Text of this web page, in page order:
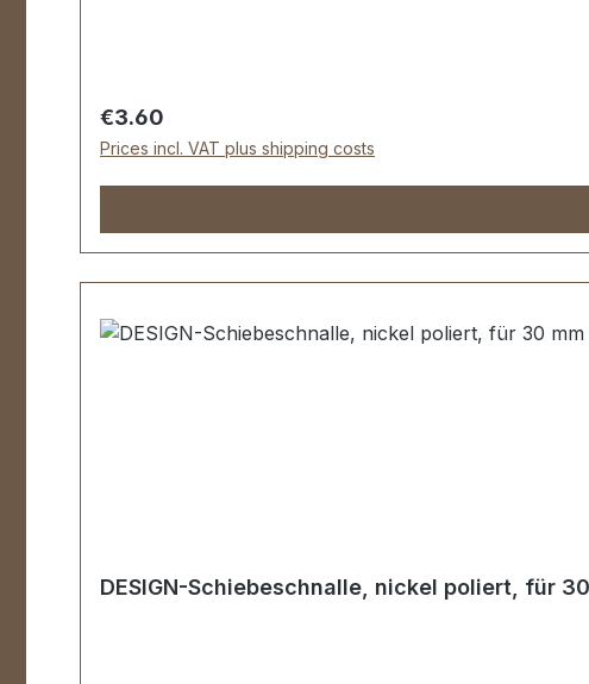
Regular price:
€3.60
Prices incl. VAT plus shipping costs
DESIGN-Schiebeschnalle, nickel poliert, für